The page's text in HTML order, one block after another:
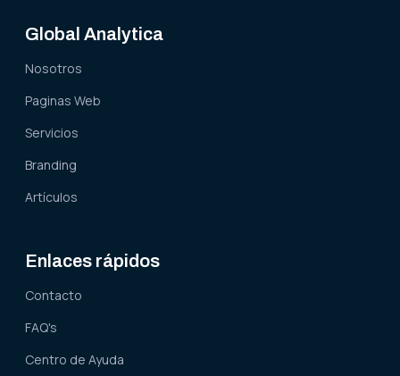
Global Analytica
Nosotros
Paginas Web
Servicios
Branding
Artículos
Enlaces rápidos
Contacto
FAQ's
Centro de Ayuda